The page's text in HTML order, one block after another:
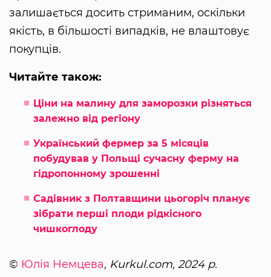
залишається досить стриманим, оскільки
якість, в більшості випадків, не влаштовує
покупців.
Читайте також:
Ціни на малину для заморозки різняться
залежно від регіону
Український фермер за 5 місяців
побудував у Польщі сучасну ферму на
гідропонному зрошенні
Садівник з Полтавщини цьогоріч планує
зібрати перші плоди рідкісного
чишкоглоду
© Юлія Немцева, Kurkul.com, 2024 р.